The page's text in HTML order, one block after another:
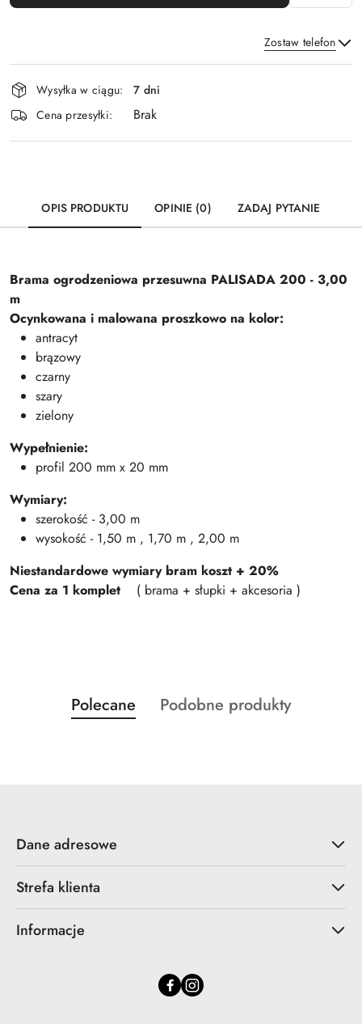
Zostaw telefon
Dostępność
i
dostawa
Wysyłka w ciągu:
7 dni
Cena przesyłki:
Brak
OPIS PRODUKTU OPINIE (0) ZADAJ PYTANIE
Brama ogrodzeniowa przesuwna PALISADA 200 - 3,00
m
Ocynkowana i malowana proszkowo na kolor:
antracyt
brązowy
czarny
szary
zielony
Wypełnienie:
profil 200 mm x 20 mm
Wymiary:
szerokość - 3,00 m
wysokość - 1,50 m , 1,70 m , 2,00 m
Niestandardowe wymiary bram koszt + 20%
Cena za 1 komplet ( brama + słupki + akcesoria )
Pomiń karuzelę produktów
Produkty
o
Polecane
Produkty
Podobne produkty
Dane adresowe
Strefa klienta
Informacje